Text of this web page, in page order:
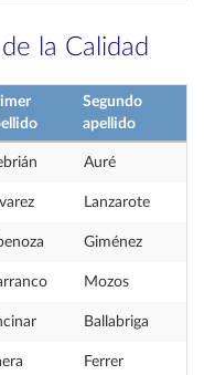
la Calidad
Segundo
apellido
Auré
Lanzarote
Giménez
Mozos
Ballabriga
Ferrer